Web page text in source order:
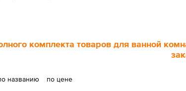
комплекта товаров для ванной
названию по цене